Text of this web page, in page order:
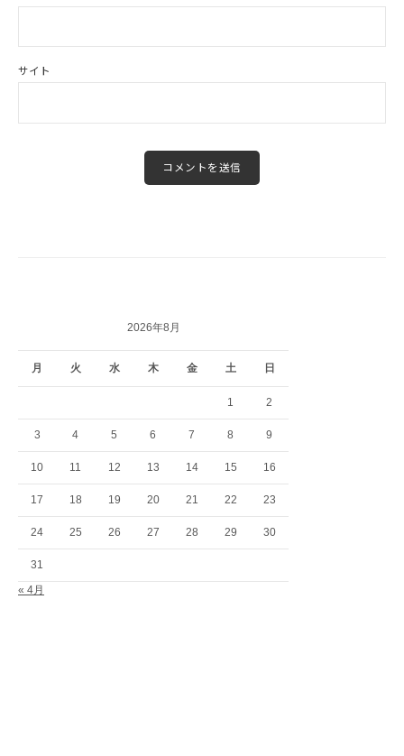
サイト
2026年8月
月 火 水 木 金 土 日
1 2
3 4 5 6 7 8 9
10 11 12 13 14 15 16
17 18 19 20 21 22 23
24 25 26 27 28 29 30
31
« 4月